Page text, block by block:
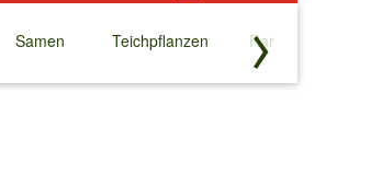
Samen Teichpflanzen
↓
Raritäten
↓